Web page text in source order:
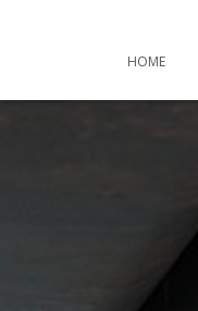
HOME